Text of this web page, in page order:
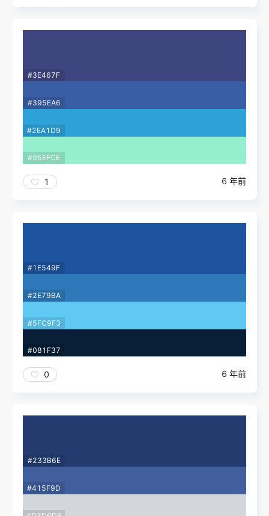
#3E467F
#395EA6
#2EA1D9
#95EFCE
1 6 年前
#1E549F
#2E79BA
#5FC9F3
#081F37
0 6 年前
#233B6E
#415F9D